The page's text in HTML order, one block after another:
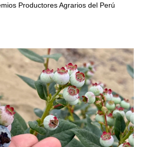
Productores Agrarios del Perú